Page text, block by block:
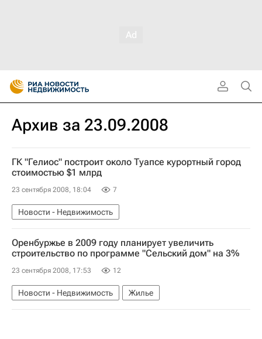
Архив за 23.09.2008
ГК "Гелиос" построит около Туапсе курортный город
стоимостью $1 млрд
23 сентября 2008, 18:04 7
Новости - Недвижимость
Оренбуржье в 2009 году планирует увеличить
строительство по программе "Сельский дом" на 3%
23 сентября 2008, 17:53 12
Новости - Недвижимость Жилье